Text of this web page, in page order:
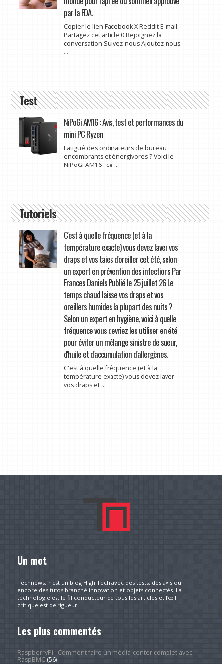
par la FDA.
Copier le lien Facebook X Reddit E-mail
Partagez cet article 0 Rejoignez la
conversation Suivez-nous Ajoutez-nous
...
Test
NiPoGi AM16 : Avis, test et performances du
mini PC Ryzen
Fatigué des ordinateurs de bureau
encombrants et énergivores ? Voici le
NiPoGi AM16 : ce ...
Tutoriels
C'est à quelle fréquence (et à la
température exacte) vous devez laver vos
draps et vos taies d'oreiller cet été, selon
un expert en prévention des infections Par
Frances Daniels Publié le 25 juillet 26 Le
temps chaud laisse vos draps et vos
oreillers humides la plupart des nuits ?
Selon un expert en hygiène, voici à quelle
fréquence vous devriez les utiliser en été
pour éviter un mélange sinistre de sueur,
d'huile et d'accumulation d'allergènes.
C'est à quelle fréquence (et à la
température exacte) vous devez laver
vos draps et ...
Un mot
Technews.fr est un blog High Tech avec des tests, des avis ou
encore des tutos branché innovation et objets connectés. La
technologie est le fil conducteur de tous les articles et l’œil
critique est de rigueur.
Les plus commentés
RaspberryPi - Comment faire un média-center complet avec
RaspBMC(56)